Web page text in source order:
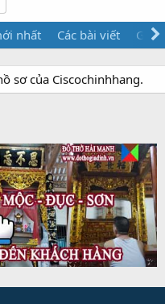
nhất Các bài viết Giới
sơ của Ciscochinhhang.